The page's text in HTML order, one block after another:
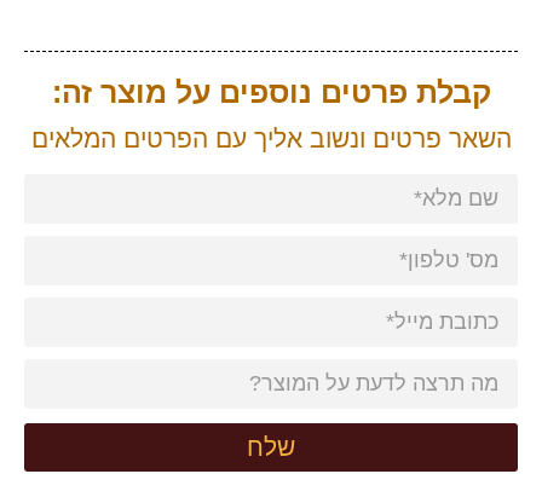
קבלת פרטים נוספים על מוצר זה:
השאר פרטים ונשוב אליך עם הפרטים המלאים
שלח